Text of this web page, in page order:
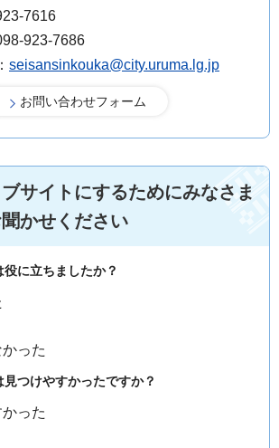
7616
923-7686
seisansinkouka@city.uruma.lg.jp
サイトにするためにみなさま
かせください
に立ちましたか？
った
つけやすかったですか？
った